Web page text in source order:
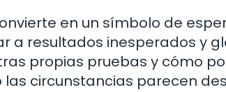
en un símbolo de
a resultados inesperados y
propias pruebas y cómo
las circunstancias parecen